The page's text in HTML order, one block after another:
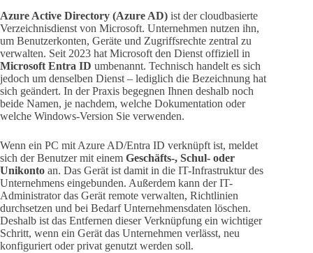
Azure Active Directory (Azure AD) ist der cloudbasierte
Verzeichnisdienst von Microsoft. Unternehmen nutzen ihn,
um Benutzerkonten, Geräte und Zugriffsrechte zentral zu
verwalten. Seit 2023 hat Microsoft den Dienst offiziell in
Microsoft Entra ID umbenannt. Technisch handelt es sich
jedoch um denselben Dienst – lediglich die Bezeichnung hat
sich geändert. In der Praxis begegnen Ihnen deshalb noch
beide Namen, je nachdem, welche Dokumentation oder
welche Windows-Version Sie verwenden.
Wenn ein PC mit Azure AD/Entra ID verknüpft ist, meldet
sich der Benutzer mit einem Geschäfts-, Schul- oder
Unikonto an. Das Gerät ist damit in die IT-Infrastruktur des
Unternehmens eingebunden. Außerdem kann der IT-
Administrator das Gerät remote verwalten, Richtlinien
durchsetzen und bei Bedarf Unternehmensdaten löschen.
Deshalb ist das Entfernen dieser Verknüpfung ein wichtiger
Schritt, wenn ein Gerät das Unternehmen verlässt, neu
konfiguriert oder privat genutzt werden soll.